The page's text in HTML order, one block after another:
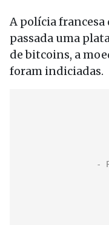
A polícia
passada uma
de bitcoins, a
foram indiciadas.